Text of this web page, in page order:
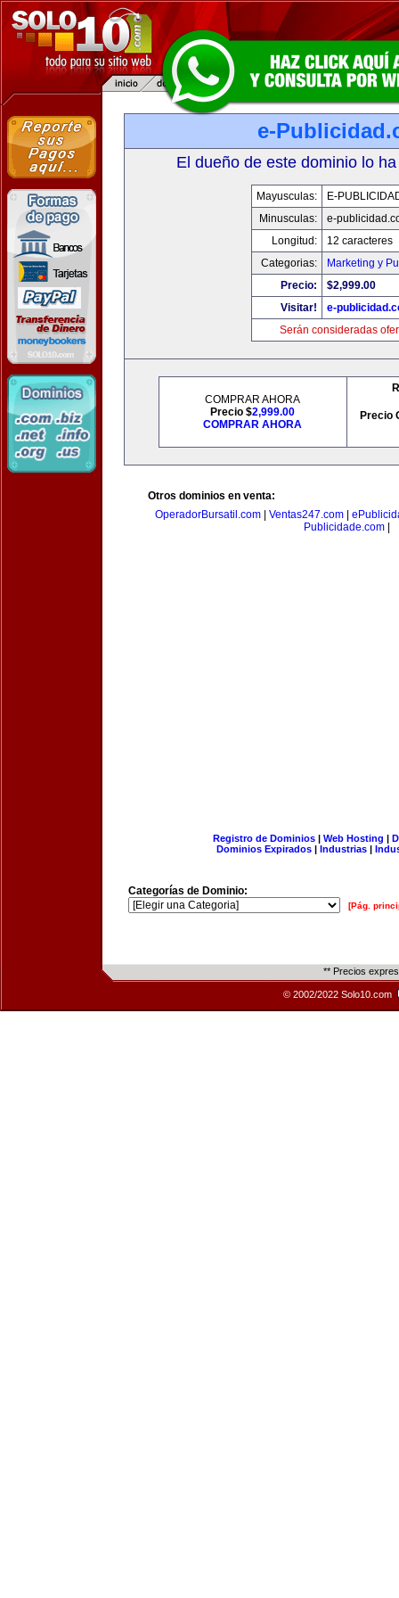
e-
El dueño de este dominio lo
Mayusculas:
E-
Minusculas:
e-
Longitud:
12 caracteres
Categorias:
Marketing y
Precio:
$2,999.00
Visitar!
e-
Serán consideradas
COMPRAR AHORA
Precio $2,999.00
COMPRAR AHORA
Precio
Otros dominios en venta:
OperadorBursatil.com
Ventas247.com
Publicidade.com|
Registro de Dominios| Web Hosting |
Dominios Expirados | Industrias |
Categorías de Dominio:
[Pág.
** Precios
© 2002/2022 Solo10.com